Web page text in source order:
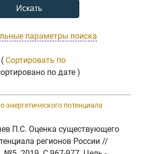
параметры поиска
( Сортировать по
по дате )
потенциала
П.С. Оценка существующего
регионов России //